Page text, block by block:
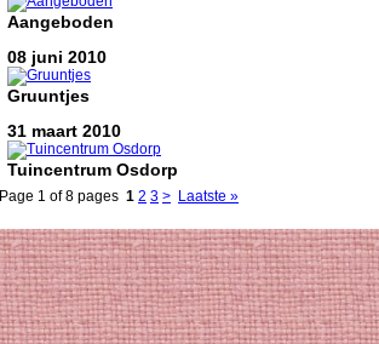
Aangeboden
08 juni 2010
Gruuntjes
31 maart 2010
Tuincentrum Osdorp
Page 1 of 8 pages 1 2 3 > Laatste »